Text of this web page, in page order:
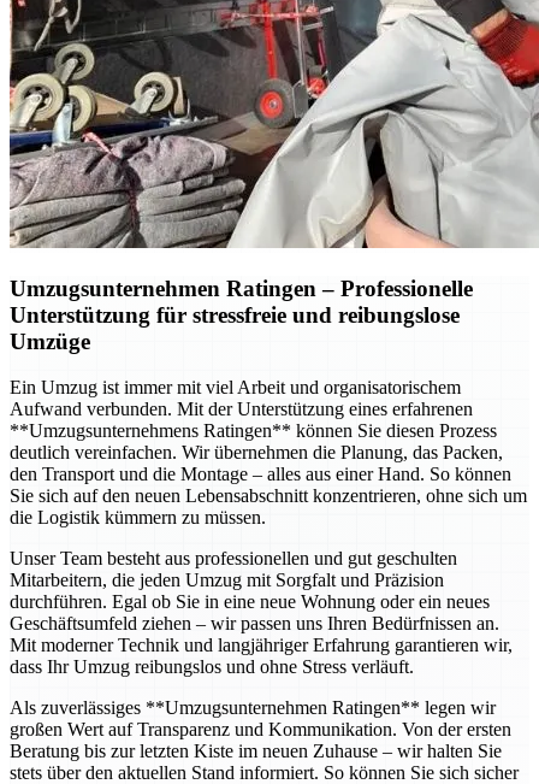
Umzugsunternehmen Ratingen – Professionelle
Unterstützung für stressfreie und reibungslose
Umzüge
Ein Umzug ist immer mit viel Arbeit und organisatorischem
Aufwand verbunden. Mit der Unterstützung eines erfahrenen
**Umzugsunternehmens Ratingen** können Sie diesen Prozess
deutlich vereinfachen. Wir übernehmen die Planung, das Packen,
den Transport und die Montage – alles aus einer Hand. So können
Sie sich auf den neuen Lebensabschnitt konzentrieren, ohne sich um
die Logistik kümmern zu müssen.
Unser Team besteht aus professionellen und gut geschulten
Mitarbeitern, die jeden Umzug mit Sorgfalt und Präzision
durchführen. Egal ob Sie in eine neue Wohnung oder ein neues
Geschäftsumfeld ziehen – wir passen uns Ihren Bedürfnissen an.
Mit moderner Technik und langjähriger Erfahrung garantieren wir,
dass Ihr Umzug reibungslos und ohne Stress verläuft.
Als zuverlässiges **Umzugsunternehmen Ratingen** legen wir
großen Wert auf Transparenz und Kommunikation. Von der ersten
Beratung bis zur letzten Kiste im neuen Zuhause – wir halten Sie
stets über den aktuellen Stand informiert. So können Sie sich sicher